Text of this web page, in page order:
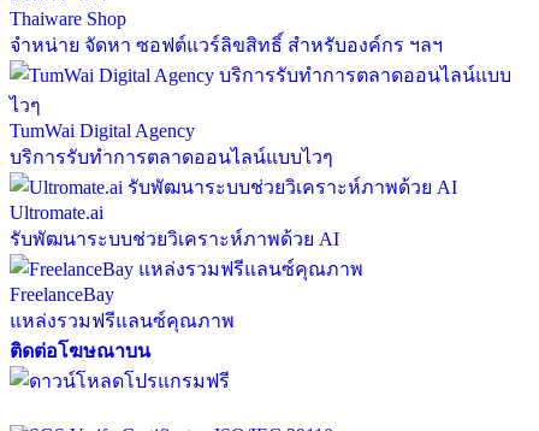
Thaiware Shop
จำหน่าย จัดหา ซอฟต์แวร์ลิขสิทธิ์ สำหรับองค์กร ฯลฯ
TumWai Digital Agency
บริการรับทำการตลาดออนไลน์แบบไวๆ
Ultromate.ai
รับพัฒนาระบบช่วยวิเคราะห์ภาพด้วย AI
FreelanceBay
แหล่งรวมฟรีแลนซ์คุณภาพ
ติดต่อโฆษณาบน